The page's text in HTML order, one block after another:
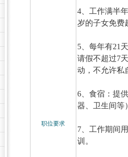
职位要求
4、工作满半
岁的子女免费
5、每年有21
请假不超过7
动，不允许私
6、食宿：提
器、卫生间
7、工作期间
训。